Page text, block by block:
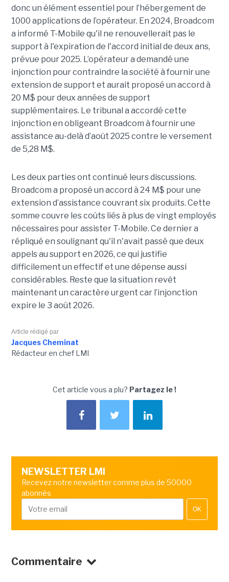
donc un élément essentiel pour l’hébergement de
1000 applications de l’opérateur. En 2024, Broadcom
a informé T-Mobile qu'il ne renouvellerait pas le
support à l'expiration de l'accord initial de deux ans,
prévue pour 2025. L’opérateur a demandé une
injonction pour contraindre la société à fournir une
extension de support et aurait proposé un accord à
20 M$ pour deux années de support
supplémentaires. Le tribunal a accordé cette
injonction en obligeant Broadcom à fournir une
assistance au-delà d’août 2025 contre le versement
de 5,28 M$.
Les deux parties ont continué leurs discussions.
Broadcom a proposé un accord à 24 M$ pour une
extension d’assistance couvrant six produits. Cette
somme couvre les coûts liés à plus de vingt employés
nécessaires pour assister T-Mobile. Ce dernier a
répliqué en soulignant qu'il n'avait passé que deux
appels au support en 2026, ce qui justifie
difficilement un effectif et une dépense aussi
considérables. Reste que la situation revêt
maintenant un caractère urgent car l’injonction
expire le 3 août 2026.
Article rédigé par
Jacques Cheminat
Rédacteur en chef LMI
Cet article vous a plu? Partagez le !
NEWSLETTER LMI
Recevez notre newsletter comme plus de 50000
abonnés
OK
Commentaire